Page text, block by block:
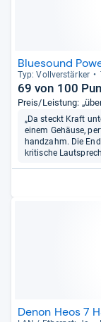
Bluesound
Typ: Voll­ver­stär­ker
69 von 100
Preis/Leistung:
„Da steckt Kraft
einem Gehäuse,
handzahm. Die
kritische
Denon Heos 7